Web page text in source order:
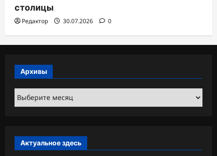
столицы
Редактор 30.07.2026 0
Архивы
Архивы
Актуальное здесь